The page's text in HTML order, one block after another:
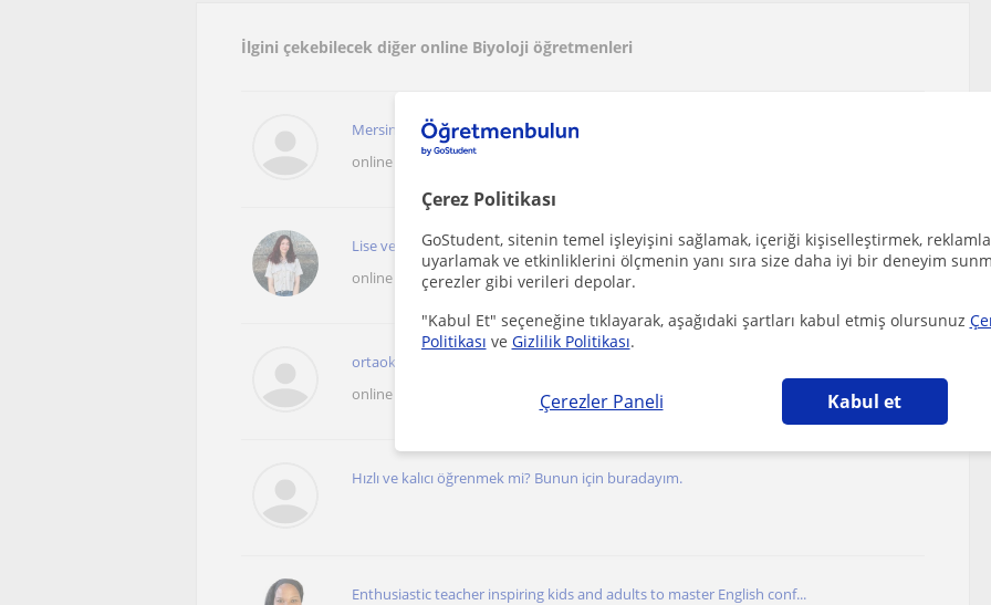
Çerez Politikası
GoStudent, sitenin temel işleyişini sağlamak, içeriği kişiselleştirmek,
uyarlamak ve etkinliklerini ölçmenin yanı sıra size daha iyi bir deneyim
çerezler gibi verileri depolar.
"Kabul Et" seçeneğine tıklayarak, aşağıdaki şartları kabul etmiş olursunuz
Politikası ve Gizlilik Politikası.
Çerezler Paneli Kabul et
İlgini çekebilecek diğer online Biyoloji öğretmenleri
Mersin' de yaşıyorum. Biyoloji bölümünü bitirdim ve Biyolojiyi başta ...
online sunulan dersler
Lise ve YKS öğrencilerine biyoloji ve kimya alanında ders verme deney...
online sunulan dersler
ortaokul öğrencileri için fen dersi lise öğrencileri için de biyoloji...
online sunulan dersler
Hızlı ve kalıcı öğrenmek mi? Bunun için buradayım.
Enthusiastic teacher inspiring kids and adults to master English conf...